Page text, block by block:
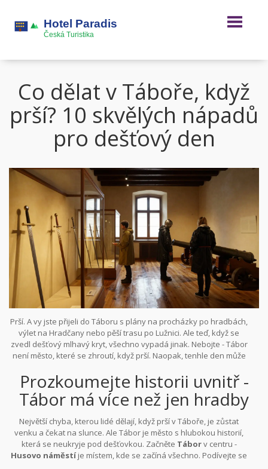
Co dělat v Táboře, když
prší? 10 skvělých nápadů
pro dešťový den
Prší. A vy jste přijeli do Táboru s plány na procházky po hradbách,
výlet na Hradčany nebo pěší trasu po Lužnici. Ale teď, když se
zvedl dešťový mlhavý kryt, všechno vypadá jinak. Nebojte - Tábor
není město, které se zhroutí, když prší. Naopak, tenhle den může
Prozkoumejte historii uvnitř -
Tábor má více než jen hradby
Největší chyba, kterou lidé dělají, když prší v Táboře, je zůstat
venku a čekat na slunce. Ale Tábor je město s hlubokou historií,
která se neukryje pod dešťovkou. Začněte Táborv centru -
Husovo náměstíje místem, kde se začíná všechno. Podívejte se